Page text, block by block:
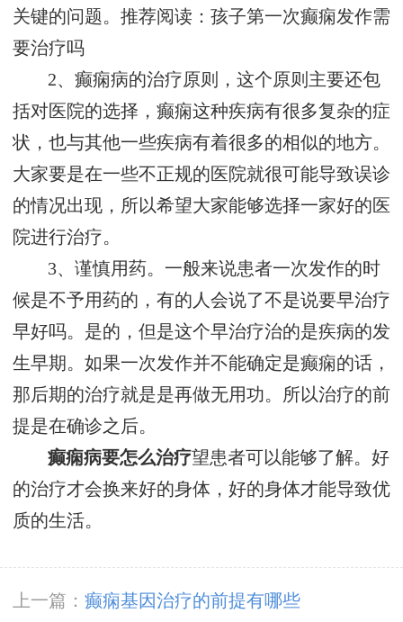
关键的问题。推荐阅读：孩子第一次癫痫发作需
要治疗吗
2、癫痫病的治疗原则，这个原则主要还包
括对医院的选择，癫痫这种疾病有很多复杂的症
状，也与其他一些疾病有着很多的相似的地方。
大家要是在一些不正规的医院就很可能导致误诊
的情况出现，所以希望大家能够选择一家好的医
院进行治疗。
3、谨慎用药。一般来说患者一次发作的时
候是不予用药的，有的人会说了不是说要早治疗
早好吗。是的，但是这个早治疗治的是疾病的发
生早期。如果一次发作并不能确定是癫痫的话，
那后期的治疗就是是再做无用功。所以治疗的前
提是在确诊之后。
癫痫病要怎么治疗望患者可以能够了解。好
的治疗才会换来好的身体，好的身体才能导致优
质的生活。
上一篇： 癫痫基因治疗的前提有哪些